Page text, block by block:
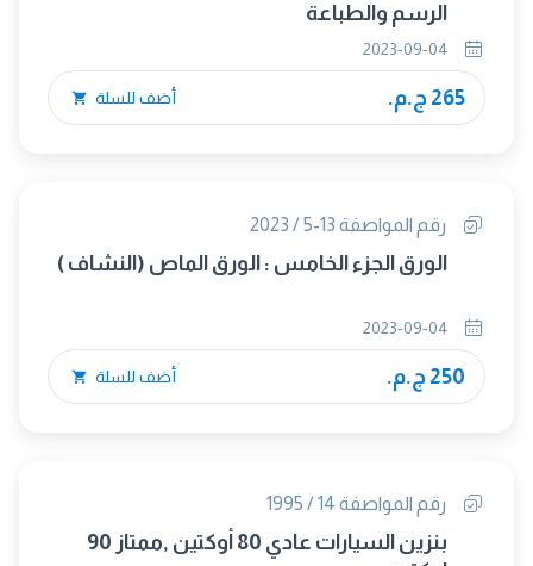
الرسم والطباعة
265 ج.م. أضف للسلة
رقم المواصفة 13-5 / 2023
الورق الجزء الخامس : الورق الماص (النشاف )
250 ج.م. أضف للسلة
رقم المواصفة 14 / 1995
بنزين السيارات عادي 80 أوكتين ,ممتاز 90